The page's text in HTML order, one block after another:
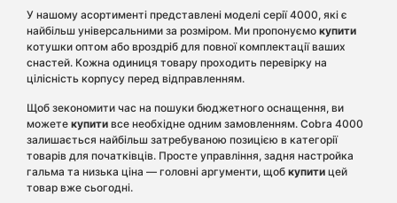
У нашому асортименті представлені моделі серії 4000, які є
найбільш універсальними за розміром. Ми пропонуємо купити
котушки оптом або вроздріб для повної комплектації ваших
снастей. Кожна одиниця товару проходить перевірку на
цілісність корпусу перед відправленням.
Щоб зекономити час на пошуки бюджетного оснащення, ви
можете купити все необхідне одним замовленням. Cobra 4000
залишається найбільш затребуваною позицією в категорії
товарів для початківців. Просте управління, задня настройка
гальма та низька ціна — головні аргументи, щоб купити цей
товар вже сьогодні.